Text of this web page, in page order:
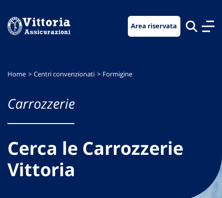
menu
contenuto
footer
Area riservata
Home Centri convenzionati Formigine
Carrozzerie
Cerca le Carrozzerie
Vittoria